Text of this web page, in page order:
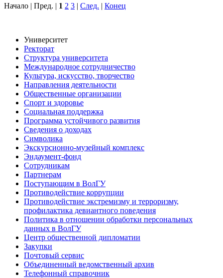
Начало | Пред. | 1 2 3 | След. | Конец
Университет
Ректорат
Структура университета
Международное сотрудничество
Культура, искусство, творчество
Направления деятельности
Общественные организации
Спорт и здоровье
Социальная поддержка
Программа устойчивого развития
Сведения о доходах
Символика
Экскурсионно-музейный комплекс
Эндаумент-фонд
Сотрудникам
Партнерам
Поступающим в ВолГУ
Противодействие коррупции
Противодействие экстремизму и терроризму,
профилактика девиантного поведения
Политика в отношении обработки персональных
данных в ВолГУ
Центр общественной дипломатии
Закупки
Почтовый сервис
Объединенный ведомственный архив
Телефонный справочник